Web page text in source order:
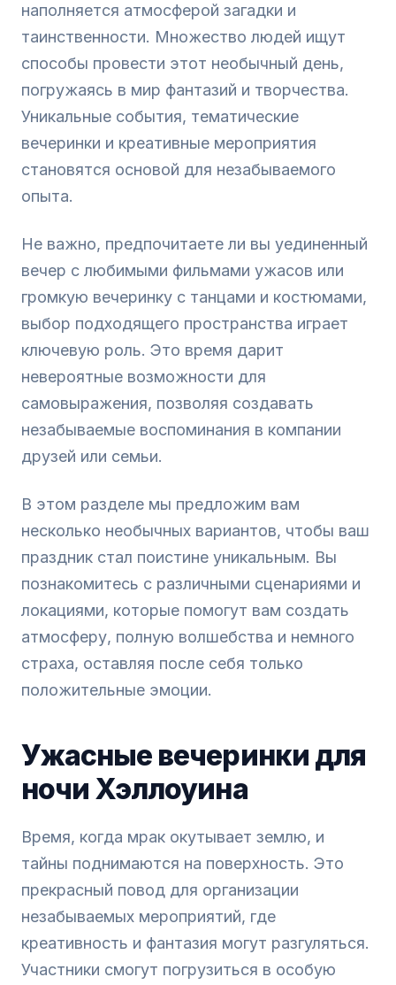
наполняется атмосферой загадки и
таинственности. Множество людей ищут
способы провести этот необычный день,
погружаясь в мир фантазий и творчества.
Уникальные события, тематические
вечеринки и креативные мероприятия
становятся основой для незабываемого
опыта.
Не важно, предпочитаете ли вы уединенный
вечер с любимыми фильмами ужасов или
громкую вечеринку с танцами и костюмами,
выбор подходящего пространства играет
ключевую роль. Это время дарит
невероятные возможности для
самовыражения, позволяя создавать
незабываемые воспоминания в компании
друзей или семьи.
В этом разделе мы предложим вам
несколько необычных вариантов, чтобы ваш
праздник стал поистине уникальным. Вы
познакомитесь с различными сценариями и
локациями, которые помогут вам создать
атмосферу, полную волшебства и немного
страха, оставляя после себя только
положительные эмоции.
Ужасные вечеринки для
ночи Хэллоуина
Время, когда мрак окутывает землю, и
тайны поднимаются на поверхность. Это
прекрасный повод для организации
незабываемых мероприятий, где
креативность и фантазия могут разгуляться.
Участники смогут погрузиться в особую